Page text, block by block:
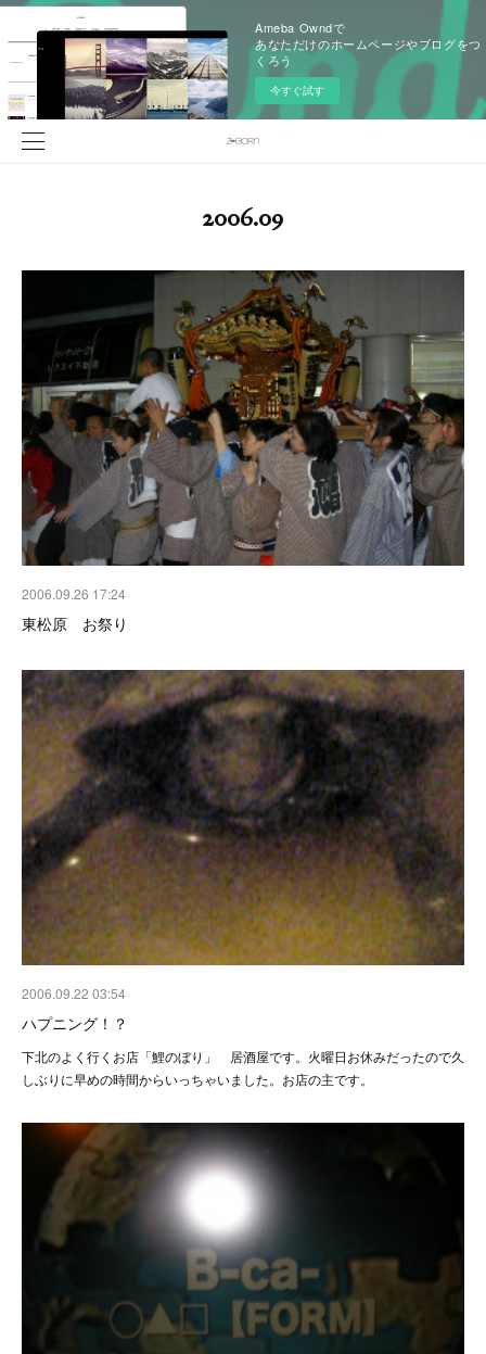
Ameba Owndで
あなただけのホームページやブログをつ
くろう
今すぐ試す
2006.09
2006.09.26 17:24
東松原 お祭り
2006.09.22 03:54
ハプニング！？
下北のよく行くお店「鯉のぼり」 居酒屋です。火曜日お休みだったので久
しぶりに早めの時間からいっちゃいました。お店の主です。